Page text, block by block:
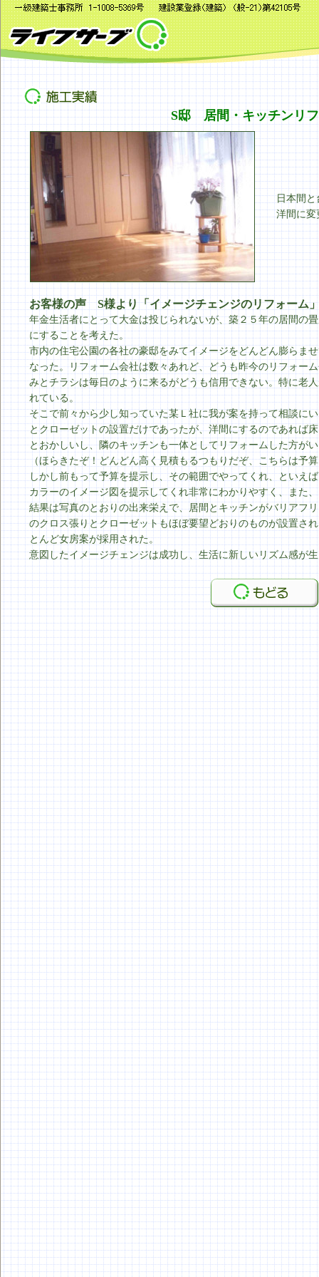
S邸 居間・キッチンリ
日本間と
洋間に
お客様の声 S様より「イメージチェンジのリフォーム
年金生活者にとって大金は投じられないが、築２５年の居間の
にすることを考えた。
市内の住宅公園の各社の豪邸をみてイメージをどんどん膨らま
なった。リフォーム会社は数々あれど、どうも昨今のリフォー
みとチラシは毎日のように来るがどうも信用できない。特に老
れている。
そこで前々から少し知っていた某Ｌ社に我が案を持って相談に
とクローゼットの設置だけであったが、洋間にするのであれば
とおかしいし、隣のキッチンも一体としてリフォームした方が
（ほらきたぞ！どんどん高く見積もるつもりだぞ、こちらは予
しかし前もって予算を提示し、その範囲でやってくれ、といえ
カラーのイメージ図を提示してくれ非常にわかりやすく、また
結果は写真のとおりの出来栄えで、居間とキッチンがバリアフ
のクロス張りとクローゼットもほぼ要望どおりのものが設置さ
とんど女房案が採用された。
意図したイメージチェンジは成功し、生活に新しいリズム感が